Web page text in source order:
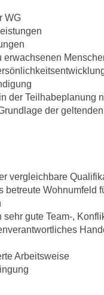
WG
der Teilhabeplanung
der
vergleichbare
betreute Wohnumfeld
gute Team-,
Arbeitsweise